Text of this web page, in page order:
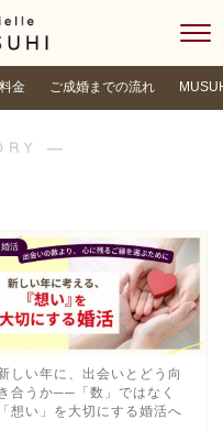
金 ご成婚までの流れ
―
婚活
しい年に、出会いとどう向
き合うか──「数」ではなく
「想い」を大切にする婚活へ